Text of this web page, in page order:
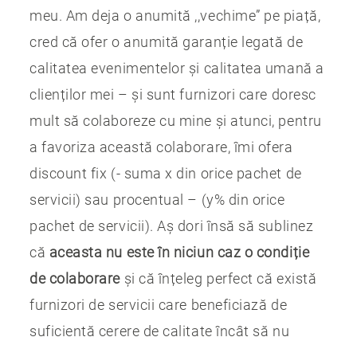
meu. Am deja o anumită ,,vechime” pe piață,
cred că ofer o anumită garanție legată de
calitatea evenimentelor și calitatea umană a
clienților mei – și sunt furnizori care doresc
mult să colaboreze cu mine și atunci, pentru
a favoriza această colaborare, îmi ofera
discount fix (- suma x din orice pachet de
servicii) sau procentual – (y% din orice
pachet de servicii). Aș dori însă să sublinez
că aceasta nu este în niciun caz o condiție
de colaborare și că înțeleg perfect că există
furnizori de servicii care beneficiază de
suficientă cerere de calitate încât să nu